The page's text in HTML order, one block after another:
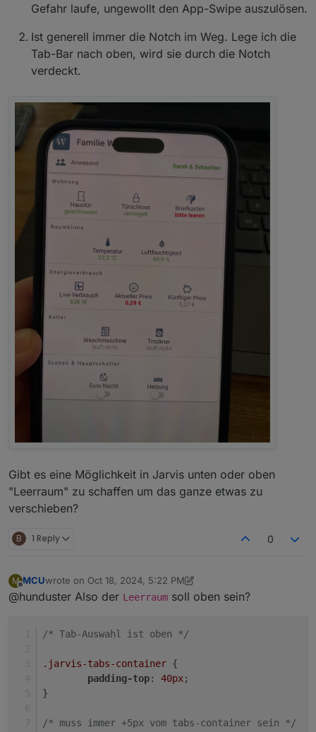
Gefahr laufe, ungewollt den App-Swipe auszulösen.
Ist generell immer die Notch im Weg. Lege ich die
Tab-Bar nach oben, wird sie durch die Notch
verdeckt.
Gibt es eine Möglichkeit in Jarvis unten oder oben
"Leerraum" zu schaffen um das ganze etwas zu
verschieben?
B 1 Reply 0
M
Offline
MCUwrote on Oct 18, 2024, 5:22 PM
last edited by MCUOct 18, 2024, 7:28 PM
@hunduster Also der Leerraum soll oben sein?
/* Tab-Auswahl ist oben */
.jarvis-tabs-container {
padding-top: 40px;
}
/* muss immer +5px vom tabs-container sein */